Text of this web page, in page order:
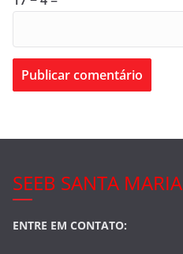
SEEB SANTA MARIA
ENTRE EM CONTATO: